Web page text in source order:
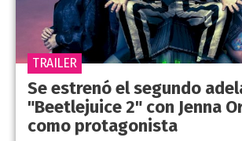
Se estrenó el segundo
"Beetlejuice 2" con Jenna
como protagonista
TRAILER